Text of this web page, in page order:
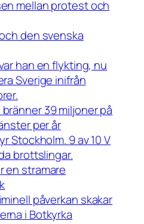
mellan protest och
den svenska
han en flykting, nu
Sverige inifrån
39 miljoner på
per år
Stockholm. 9 av 10 V
brottslingar.
en stramare
påverkan skakar
i Botkyrka